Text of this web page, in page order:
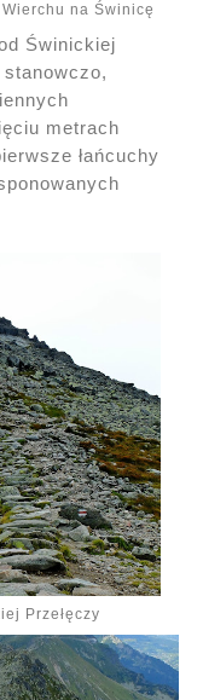
na Świnicę
Świnickiej
metrach
łańcuchy
Przełęczy